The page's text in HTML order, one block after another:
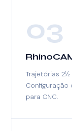
03
Trajetórias
para CNC.